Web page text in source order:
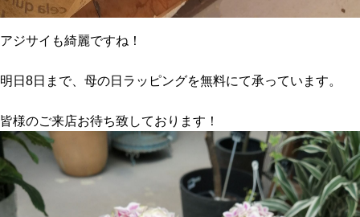
アジサイも綺麗ですね！
明日8日まで、母の日ラッピングを無料にて承っています。
皆様のご来店お待ち致しております！